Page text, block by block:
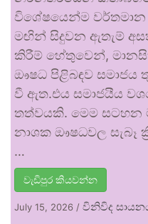
විශේෂයෙන්ම
මඟින් සිදුවන ඇතැම්
කිරීම් හේතුවෙන්,
ඖෂධ පිළිබඳව සමාජය
වී ඇත.එය සමාජයීය
තත්වයකි. මෙම සටහන
නාශක ඖෂධවල සැබෑ
…
වැඩිපුර කියවන්න
July 15, 2026 / විනිවිද